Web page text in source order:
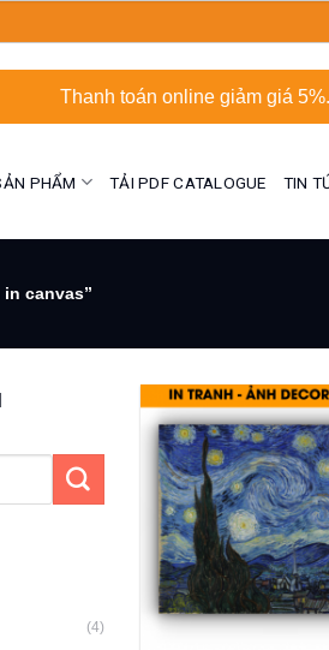
Thanh toán online giảm giá
PHẨM TẢI PDF CATALOGUE TIN
canvas”
(4) +